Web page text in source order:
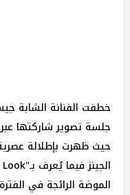
خطفت الفنانة الشابة
جلسة تصوير شاركتها
حيث ظهرت بإطلالة
الموضة الرائجة في